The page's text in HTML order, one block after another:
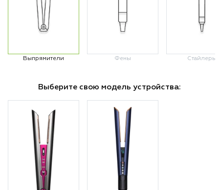
Выпрямители Фены Стайлеры
Выберите свою модель устройства: